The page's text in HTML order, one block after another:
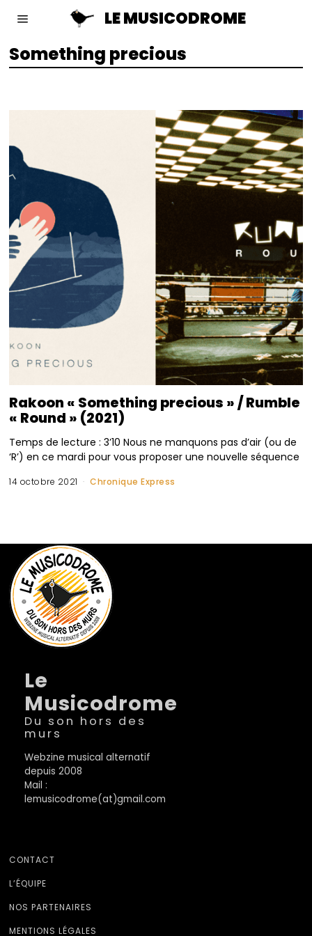
LE MUSICODROME
Something precious
Rakoon « Something precious » / Rumble
« Round » (2021)
Temps de lecture : 3’10 Nous ne manquons pas d’air (ou de
‘R’) en ce mardi pour vous proposer une nouvelle séquence
14 octobre 2021 Chronique Express
Le
Musicodrome
Du son hors des
murs
Webzine musical alternatif
depuis 2008
Mail :
lemusicodrome(at)gmail.com
CONTACT
L’ÉQUIPE
NOS PARTENAIRES
MENTIONS LÉGALES